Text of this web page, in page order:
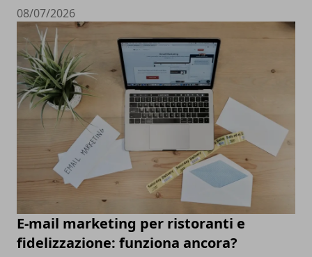
08/07/2026
E-mail marketing per ristoranti e
fidelizzazione: funziona ancora?